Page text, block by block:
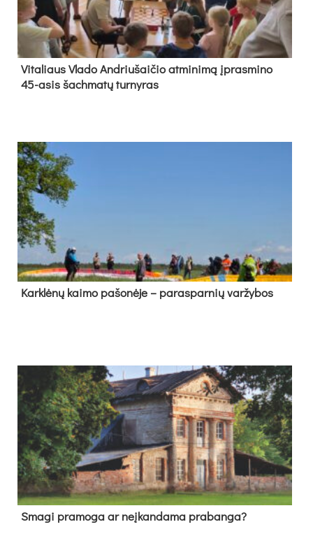
Vi­ta­liaus Vla­do And­riu­šai­čio at­mi­ni­mą įpras­mi­no
45-asis šach­ma­tų tur­ny­ras
Kark­lė­nų kai­mo pa­šo­nė­je – pa­ras­par­nių var­žy­bos
Sma­gi pra­mo­ga ar neį­kan­da­ma pra­ban­ga?